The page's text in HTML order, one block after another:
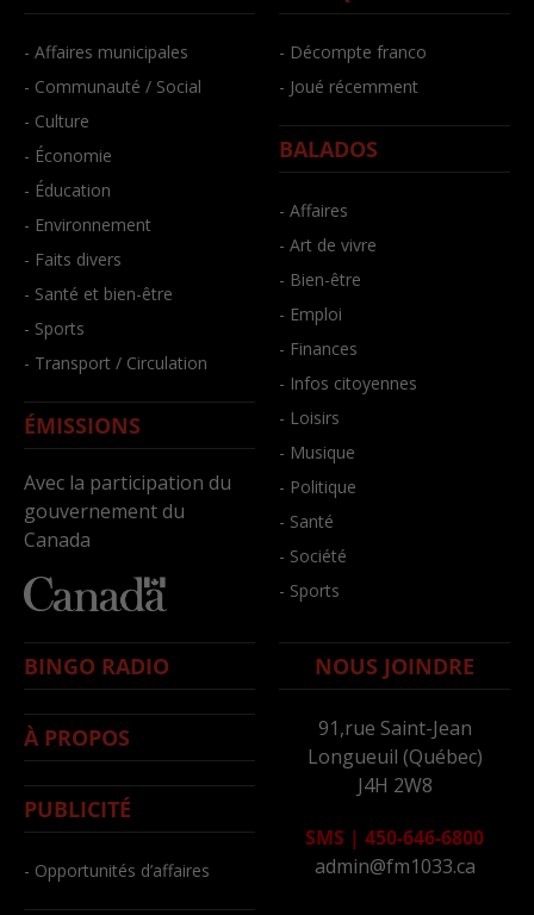
- Affaires municipales
- Communauté / Social
- Culture
- Économie
- Éducation
- Environnement
- Faits divers
- Santé et bien-être
- Sports
- Transport / Circulation
ÉMISSIONS
Avec la participation du
gouvernement du
Canada
- Décompte franco
- Joué récemment
BALADOS
- Affaires
- Art de vivre
- Bien-être
- Emploi
- Finances
- Infos citoyennes
- Loisirs
- Musique
- Politique
- Santé
- Société
- Sports
BINGO RADIO
À PROPOS
PUBLICITÉ
- Opportunités d’affaires
NOUS JOINDRE
91,rue Saint-Jean
Longueuil (Québec)
J4H 2W8
SMS | 450-646-6800
admin@fm1033.ca